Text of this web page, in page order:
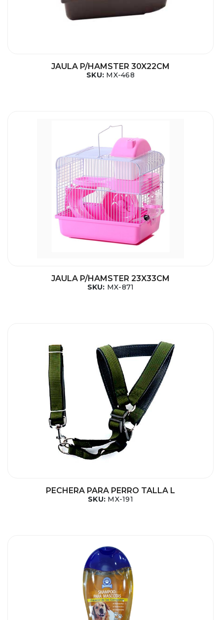
JAULA P/HAMSTER 30X22CM
SKU: MX-468
JAULA P/HAMSTER 23X33CM
SKU: MX-871
PECHERA PARA PERRO TALLA L
SKU: MX-191